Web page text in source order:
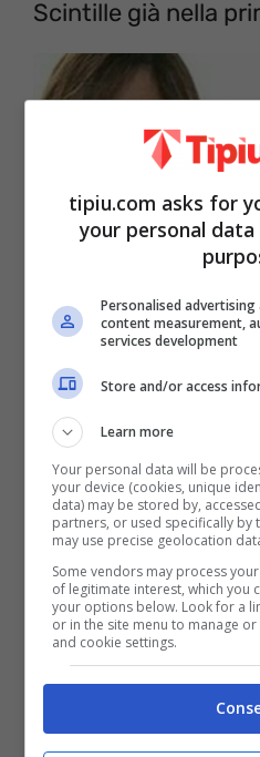
Scintille già nella
La prima puntata del
scintille e frecciatine
tipiu.com asks for
your personal
Personalised
content measurement,
services development
Store and/or access
Learn more
Your personal data will be
your device (cookies, unique
data) may be stored by,
partners, or used specifically by
may use precise geolocation
Some vendors may process
of legitimate interest, which you
your options below. Look for a
or in the site menu to manage
and cookie settings.